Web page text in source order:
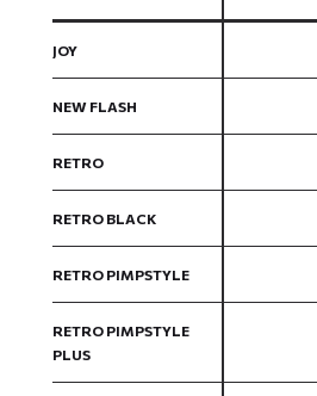
JOY
NEW FLASH
RETRO
RETRO BLACK
RETRO PIMPSTYLE
RETRO PIMPSTYLE
PLUS